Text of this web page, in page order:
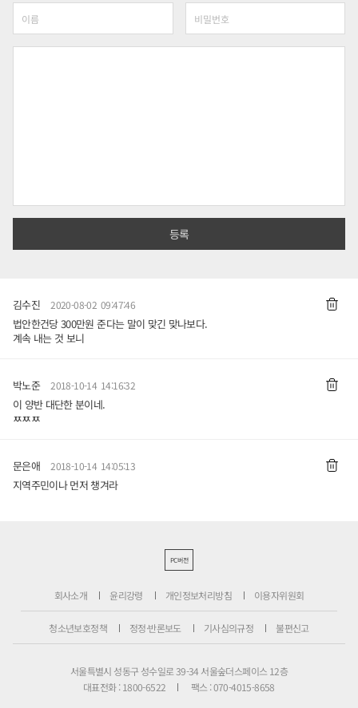
김수진 2020-08-02 09:47:46
법안한건당 300만원 준다는 말이 맞긴 맞나보다.
계속 내는 것 보니
박노준 2018-10-14 14:16:32
이 양반 대단한 분이네.
ㅉㅉㅉ
문은애 2018-10-14 14:05:13
지역주민이나 먼저 챙겨라
PC버전
회사소개 윤리강령 개인정보처리방침 이용자위원회
청소년보호정책 정정·반론보도 기사심의규정 불편신고
서울특별시 성동구 성수일로 39-34 서울숲더스페이스 12층
대표전화 : 1800-6522
팩스 : 070-4015-8658